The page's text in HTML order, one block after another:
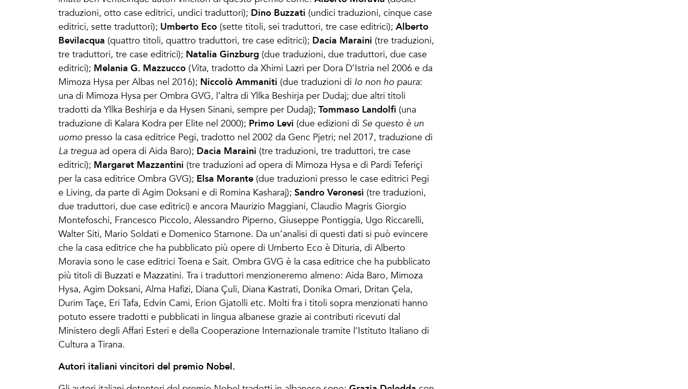
traduzioni, otto case editrici, undici traduttori); Dino Buzzati (undici traduzioni, cinque case
editrici, sette traduttori); Umberto Eco (sette titoli, sei traduttori, tre case editrici); Alberto
Bevilacqua (quattro titoli, quattro traduttori, tre case editrici); Dacia Maraini (tre traduzioni,
tre traduttori, tre case editrici); Natalia Ginzburg (due traduzioni, due traduttori, due case
editrici); Melania G. Mazzucco (Vita, tradotto da Xhimi Lazri per Dora D’Istria nel 2006 e da
Mimoza Hysa per Albas nel 2016); Niccolò Ammaniti (due traduzioni di Io non ho paura:
una di Mimoza Hysa per Ombra GVG, l’altra di Yllka Beshirja per Dudaj; due altri titoli
tradotti da Yllka Beshirja e da Hysen Sinani, sempre per Dudaj); Tommaso Landolfi (una
traduzione di Kalara Kodra per Elite nel 2000); Primo Levi (due edizioni di Se questo è un
uomo presso la casa editrice Pegi, tradotto nel 2002 da Genc Pjetri; nel 2017, traduzione di
La tregua ad opera di Aida Baro); Dacia Maraini (tre traduzioni, tre traduttori, tre case
editrici); Margaret Mazzantini (tre traduzioni ad opera di Mimoza Hysa e di Pardi Teferiçi
per la casa editrice Ombra GVG); Elsa Morante (due traduzioni presso le case editrici Pegi
e Living, da parte di Agim Doksani e di Romina Kasharaj); Sandro Veronesi (tre traduzioni,
due traduttori, due case editrici) e ancora Maurizio Maggiani, Claudio Magris Giorgio
Montefoschi, Francesco Piccolo, Alessandro Piperno, Giuseppe Pontiggia, Ugo Riccarelli,
Walter Siti, Mario Soldati e Domenico Starnone. Da un’analisi di questi dati si può evincere
che la casa editrice che ha pubblicato più opere di Umberto Eco è Dituria, di Alberto
Moravia sono le case editrici Toena e Sait. Ombra GVG è la casa editrice che ha pubblicato
più titoli di Buzzati e Mazzatini. Tra i traduttori menzioneremo almeno: Aida Baro, Mimoza
Hysa, Agim Doksani, Alma Hafizi, Diana Çuli, Diana Kastrati, Donika Omari, Dritan Çela,
Durim Taçe, Eri Tafa, Edvin Cami, Erion Gjatolli etc. Molti fra i titoli sopra menzionati hanno
potuto essere tradotti e pubblicati in lingua albanese grazie ai contributi ricevuti dal
Ministero degli Affari Esteri e della Cooperazione Internazionale tramite l’Istituto Italiano di
Cultura a Tirana.
Autori italiani vincitori del premio Nobel.